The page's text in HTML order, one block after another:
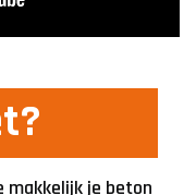
makkelijk je beton